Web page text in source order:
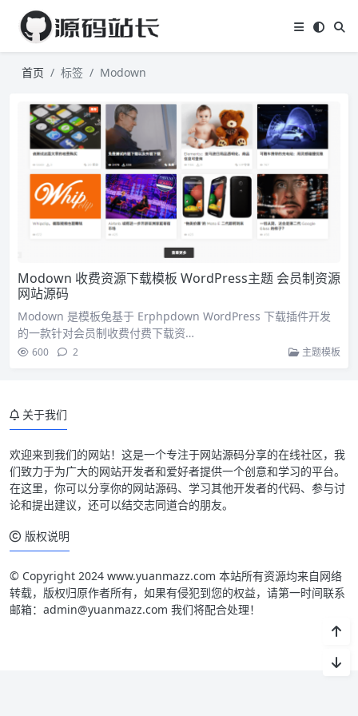
首页 标签 Modown
Modown 收费资源下载模板 WordPress主题 会员制资源
网站源码
Modown 是模板兔基于 Erphpdown WordPress 下载插件开发
的一款针对会员制收费付费下载资…
600 2 主题模板
关于我们
欢迎来到我们的网站！这是一个专注于网站源码分享的在线社区，我
们致力于为广大的网站开发者和爱好者提供一个创意和学习的平台。
在这里，你可以分享你的网站源码、学习其他开发者的代码、参与讨
论和提出建议，还可以结交志同道合的朋友。
版权说明
© Copyright 2024 www.yuanmazz.com 本站所有资源均来自网络
转载，版权归原作者所有，如果有侵犯到您的权益，请第一时间联系
邮箱：admin@yuanmazz.com 我们将配合处理！